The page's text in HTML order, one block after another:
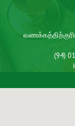
(94)